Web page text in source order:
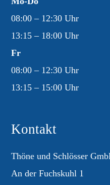
08:00 – 12:30 Uhr
13:15 – 18:00 Uhr
Fr
08:00 – 12:30 Uhr
13:15 – 15:00 Uhr
Kontakt
Thöne und Schlösser
An der Fuchskuhl 1